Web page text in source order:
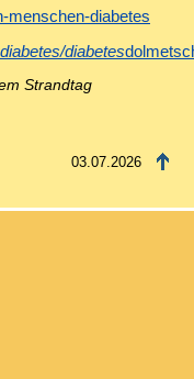
menschen-diabetes
diabetes/diabetes
Strandtag
03.07.2026